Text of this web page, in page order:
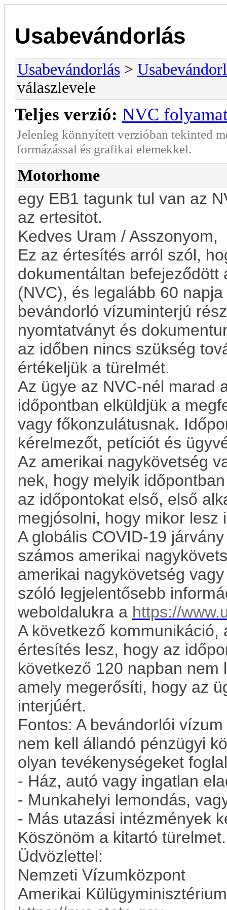
Usabevándorlás
Usabevándorlás >
válaszlevele
Teljes verzió: NVC
Jelenleg könnyített verzióban tekinted
formázással és grafikai elemekkel.
Motorhome
egy EB1 tagunk tul van az
az ertesitot.
Kedves Uram / Asszonyom,
Ez az értesítés arról szól,
dokumentáltan
(NVC), és legalább 60
bevándorló vízuminterjú
nyomtatványt és
az időben nincs szükség
értékeljük a türelmét.
Az ügye az NVC-nél marad
időpontban elküldjük a
vagy főkonzulátusnak.
kérelmezőt, petíciót és
Az amerikai nagykövetség
nek, hogy melyik
az időpontokat első, első
megjósolni, hogy mikor lesz
A globális COVID-19
számos amerikai
amerikai nagykövetség
szóló legjelentősebb
weboldalukra a https://
A következő
értesítés lesz, hogy az
következő 120 napban
amely megerősíti, hogy az
interjúért.
Fontos: A bevándorlói
nem kell állandó pénzügyi
olyan tevékenységeket
- Ház, autó vagy ingatlan
- Munkahelyi lemondás,
- Más utazási intézmények
Köszönöm a kitartó türelmet.
Üdvözlettel:
Nemzeti Vízumközpont
Amerikai Külügyminisztérium